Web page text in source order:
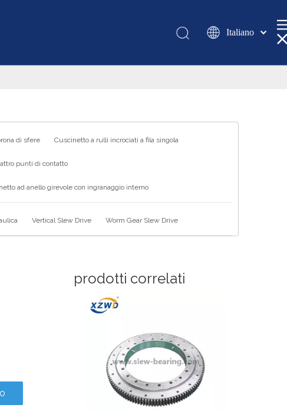
Italiano
românesc
Pусский
العربية
di sfere Cuscinetto a rulli incrociati a fila singola
punti di contatto
ad anello girevole con ingranaggio interno
Vertical Slew Drive Worm Gear Slew Drive
prodotti correlati